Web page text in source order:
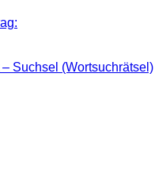
Suchsel (Wortsuchrätsel)